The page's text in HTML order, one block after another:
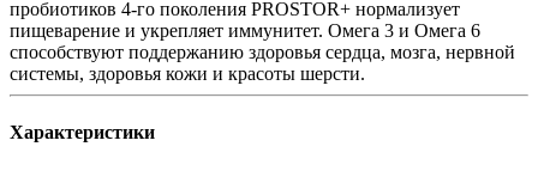
пробиотиков 4-го поколения PROSTOR+ нормализует
пищеварение и укрепляет иммунитет. Омега 3 и Омега 6
способствуют поддержанию здоровья сердца, мозга, нервной
системы, здоровья кожи и красоты шерсти.
Характеристики